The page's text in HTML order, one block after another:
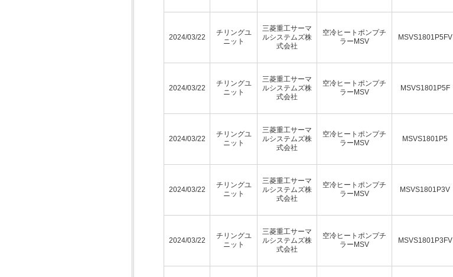
2024/03/22
チリングユ
ニット
三菱重工サーマ
ルシステムズ株
式会社
空冷ヒートポンプチ
ラーMSV
MSVS1801P5FV
2024/03/22
チリングユ
ニット
三菱重工サーマ
ルシステムズ株
式会社
空冷ヒートポンプチ
ラーMSV
MSVS1801P5F
2024/03/22
チリングユ
ニット
三菱重工サーマ
ルシステムズ株
式会社
空冷ヒートポンプチ
ラーMSV
MSVS1801P5
2024/03/22
チリングユ
ニット
三菱重工サーマ
ルシステムズ株
式会社
空冷ヒートポンプチ
ラーMSV
MSVS1801P3V
2024/03/22
チリングユ
ニット
三菱重工サーマ
ルシステムズ株
式会社
空冷ヒートポンプチ
ラーMSV
MSVS1801P3FV